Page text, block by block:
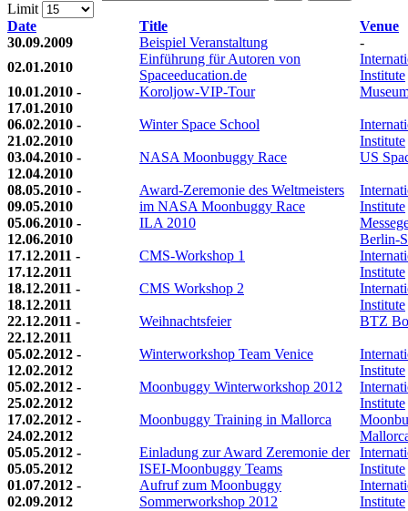
Limit
Date
Title
Venue
30.09.2009
Beispiel Veranstaltung
-
02.01.2010
Einführung für Autoren von
Spaceeducation.de
Institute
10.01.2010 -
17.01.2010
Koroljow-VIP-Tour
06.02.2010 -
21.02.2010
Winter Space School
Institute
03.04.2010 -
12.04.2010
NASA Moonbuggy Race US
08.05.2010 -
09.05.2010
Award-Zeremonie des Weltmeisters
im NASA Moonbuggy Race
Institute
05.06.2010 -
12.06.2010
ILA 2010
Berlin-
17.12.2011 -
17.12.2011
CMS-Workshop 1
Institute
18.12.2011 -
18.12.2011
CMS Workshop 2
Institute
22.12.2011 -
22.12.2011
Weihnachtsfeier BTZ
05.02.2012 -
12.02.2012
Winterworkshop Team Venice
Institute
05.02.2012 -
25.02.2012
Moonbuggy Winterworkshop 2012
Institute
17.02.2012 -
24.02.2012
Moonbuggy Training in Mallorca
05.05.2012 -
05.05.2012
Einladung zur Award Zeremonie der
ISEI-Moonbuggy Teams
Institute
01.07.2012 -
02.09.2012
Aufruf zum Moonbuggy
Sommerworkshop 2012
Institute